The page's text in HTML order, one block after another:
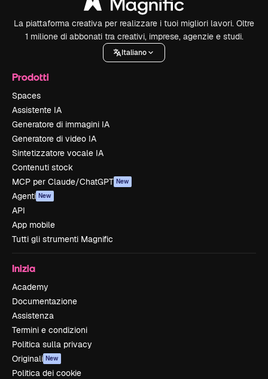
La piattaforma creativa per realizzare i tuoi migliori lavori. Oltre
1 milione di abbonati tra creativi, imprese, agenzie e studi.
Italiano
Prodotti
Spaces
Assistente IA
Generatore di immagini IA
Generatore di video IA
Sintetizzatore vocale IA
Contenuti stock
MCP per Claude/ChatGPT New
Agenti New
API
App mobile
Tutti gli strumenti Magnific
Inizia
Academy
Documentazione
Assistenza
Termini e condizioni
Politica sulla privacy
Originali New
Politica dei cookie